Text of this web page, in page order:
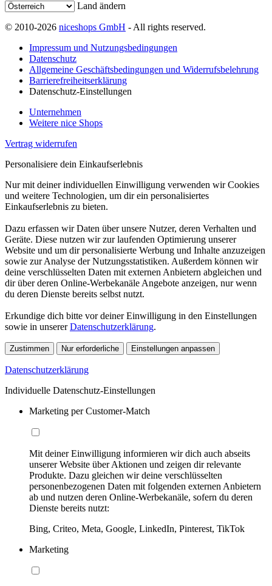
Land ändern
© 2010-2026 niceshops GmbH - All rights reserved.
Impressum und Nutzungsbedingungen
Datenschutz
Allgemeine Geschäftsbedingungen und Widerrufsbelehrung
Barrierefreiheitserklärung
Datenschutz-Einstellungen
Unternehmen
Weitere nice Shops
Vertrag widerrufen
Personalisiere dein Einkaufserlebnis
Nur mit deiner individuellen Einwilligung verwenden wir Cookies
und weitere Technologien, um dir ein personalisiertes
Einkaufserlebnis zu bieten.
Dazu erfassen wir Daten über unsere Nutzer, deren Verhalten und
Geräte. Diese nutzen wir zur laufenden Optimierung unserer
Website und um dir personalisierte Werbung und Inhalte anzuzeigen
sowie zur Analyse der Nutzungsstatistiken. Außerdem können wir
deine verschlüsselten Daten mit externen Anbietern abgleichen und
dir über deren Online-Werbekanäle Angebote anzeigen, nur wenn
du deren Dienste bereits selbst nutzt.
Erkundige dich bitte vor deiner Einwilligung in den Einstellungen
sowie in unsererDatenschutzerklärung.
Zustimmen Nur erforderliche Einstellungen anpassen
Datenschutzerklärung
Individuelle Datenschutz-Einstellungen
Marketing per Customer-Match
Mit deiner Einwilligung informieren wir dich auch abseits
unserer Website über Aktionen und zeigen dir relevante
Produkte. Dazu gleichen wir deine verschlüsselten
personenbezogenen Daten mit folgenden externen Anbietern
ab und nutzen deren Online-Werbekanäle, sofern du deren
Dienste bereits nutzt:
Bing, Criteo, Meta, Google, LinkedIn, Pinterest, TikTok
Marketing